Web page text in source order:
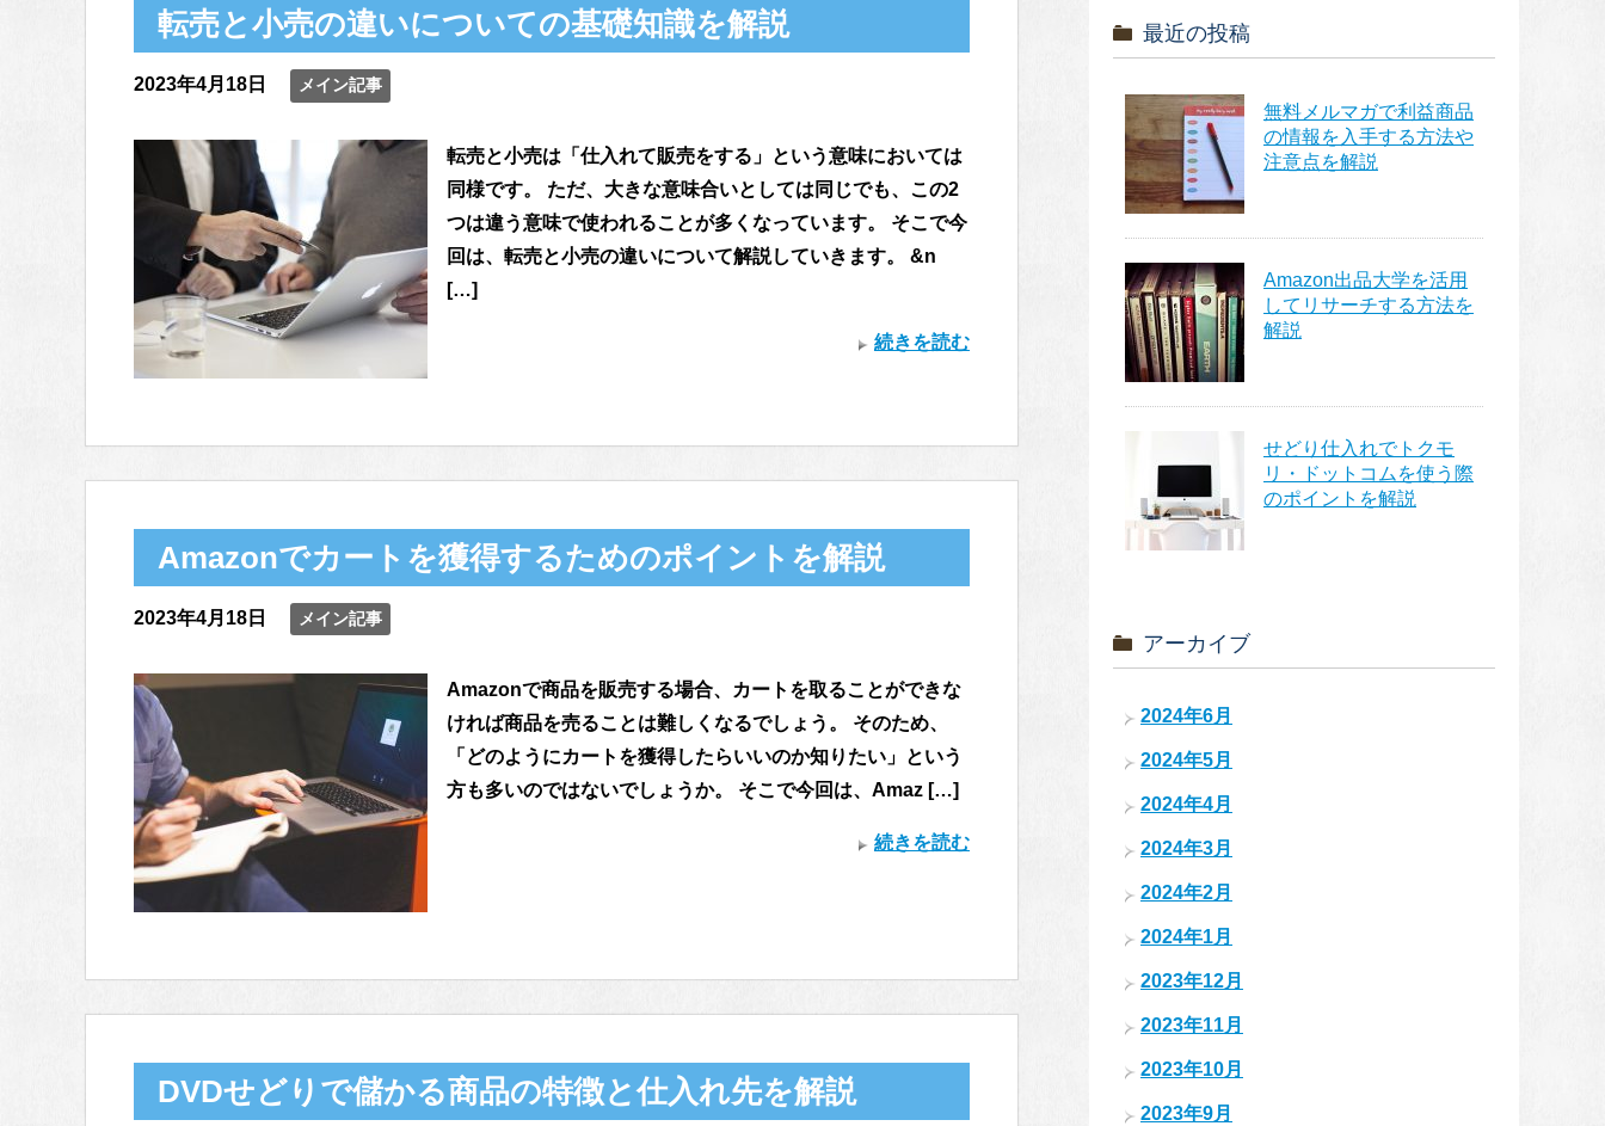
転売と小売の違いについての基礎知識を解説
2023年4月18日 メイン記事
転売と小売は「仕入れて販売をする」という意味においては
同様です。 ただ、大きな意味合いとしては同じでも、この2
つは違う意味で使われることが多くなっています。 そこで今
回は、転売と小売の違いについて解説していきます。 &n
[…]
続きを読む
Amazonでカートを獲得するためのポイントを解説
2023年4月18日 メイン記事
Amazonで商品を販売する場合、カートを取ることができな
ければ商品を売ることは難しくなるでしょう。 そのため、
「どのようにカートを獲得したらいいのか知りたい」という
方も多いのではないでしょうか。 そこで今回は、Amaz […]
続きを読む
DVDせどりで儲かる商品の特徴と仕入れ先を解説
最近の投稿
無料メルマガで利益商品
の情報を入手する方法や
注意点を解説
Amazon出品大学を活用
してリサーチする方法を
解説
せどり仕入れでトクモ
リ・ドットコムを使う際
のポイントを解説
アーカイブ
2024年6月
2024年5月
2024年4月
2024年3月
2024年2月
2024年1月
2023年12月
2023年11月
2023年10月
2023年9月